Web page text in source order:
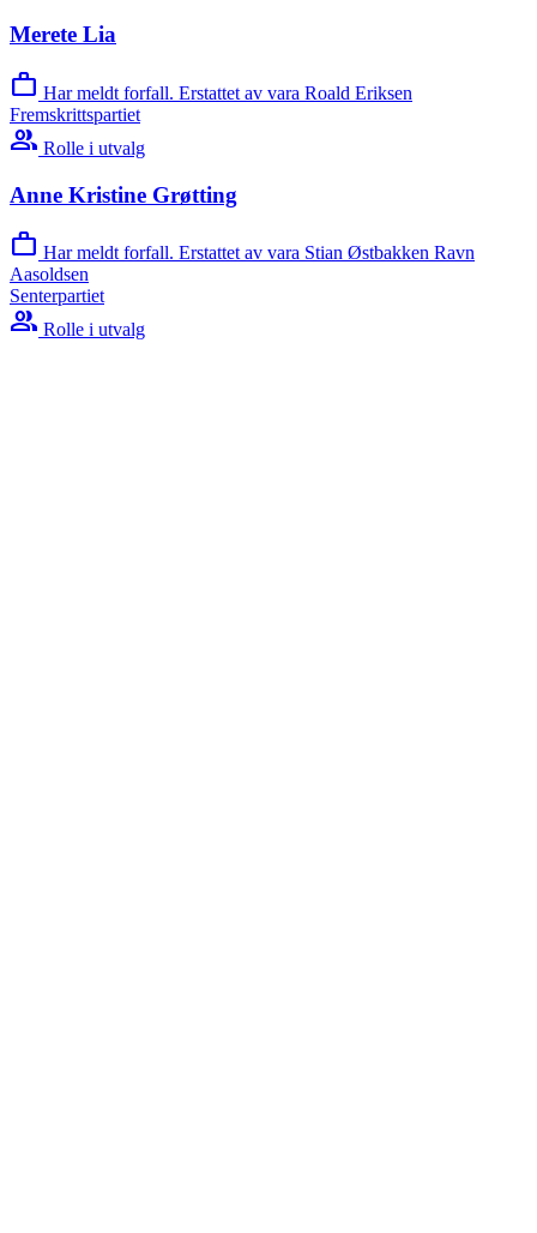
Merete Lia
work Har meldt forfall. Erstattet av vara Roald Eriksen
Fremskrittspartiet
group Rolle i utvalg
Anne Kristine Grøtting
work Har meldt forfall. Erstattet av vara Stian Østbakken Ravn
Aasoldsen
Senterpartiet
group Rolle i utvalg